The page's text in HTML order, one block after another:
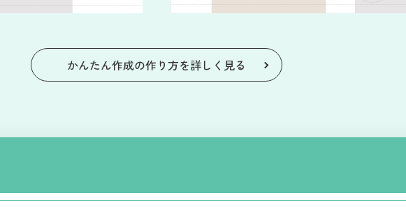
かんたん作成の作り方を詳しく見る